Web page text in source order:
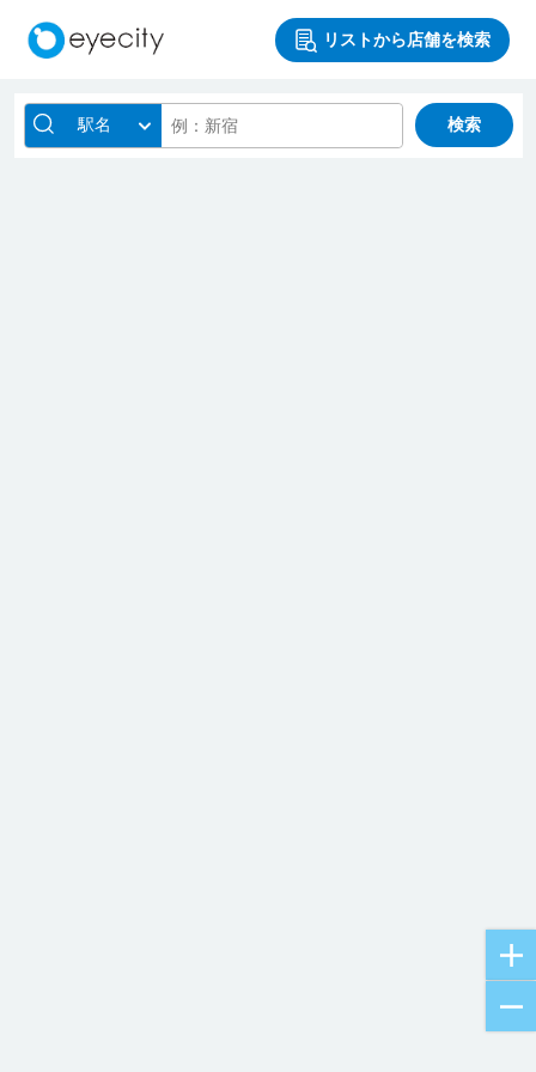
リストから店舗を検索
駅名 検索